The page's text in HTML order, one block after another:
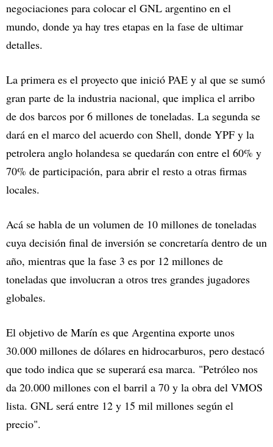
negociaciones para colocar el GNL argentino en el
mundo, donde ya hay tres etapas en la fase de ultimar
detalles.
La primera es el proyecto que inició PAE y al que se sumó
gran parte de la industria nacional, que implica el arribo
de dos barcos por 6 millones de toneladas. La segunda se
dará en el marco del acuerdo con Shell, donde YPF y la
petrolera anglo holandesa se quedarán con entre el 60% y
70% de participación, para abrir el resto a otras firmas
locales.
Acá se habla de un volumen de 10 millones de toneladas
cuya decisión final de inversión se concretaría dentro de un
año, mientras que la fase 3 es por 12 millones de
toneladas que involucran a otros tres grandes jugadores
globales.
El objetivo de Marín es que Argentina exporte unos
30.000 millones de dólares en hidrocarburos, pero destacó
que todo indica que se superará esa marca. "Petróleo nos
da 20.000 millones con el barril a 70 y la obra del VMOS
lista. GNL será entre 12 y 15 mil millones según el
precio".